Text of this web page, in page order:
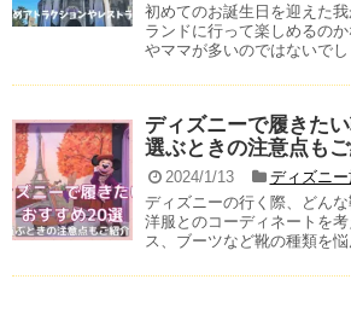
初めてのお誕生日を迎えた
ランドに行って楽しめるの
やママが多いのではないでし
ディズニーで履きた
選ぶときの注意点もご
2024/1/13 ディズニ
ディズニーの行く際、どん
洋服とのコーディネートを
ス、ブーツなど靴の種類を悩